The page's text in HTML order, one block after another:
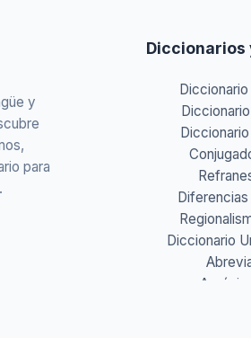
y
para
Diccionarios
Diccionario